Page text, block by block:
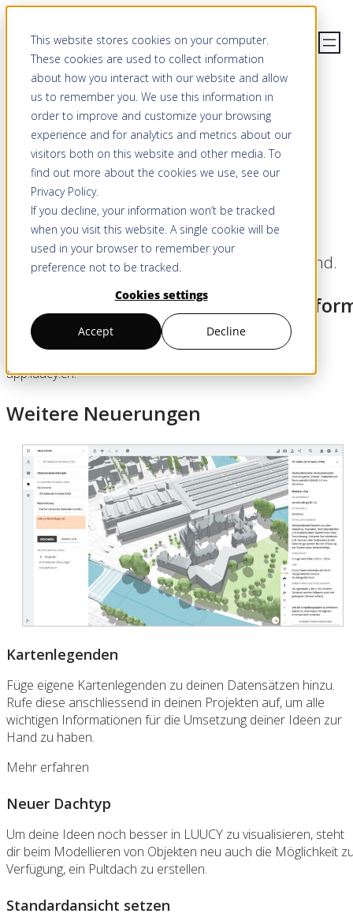
This website stores cookies on your computer.
These cookies are used to collect information
about how you interact with our website and allow
us to remember you. We use this information in
order to improve and customize your browsing
experience and for analytics and metrics about our
visitors both on this website and other media. To
find out more about the cookies we use, see our
Privacy Policy.
If you decline, your information won’t be tracked
when you visit this website. A single cookie will be
used in your browser to remember your
preference not to be tracked.
Cookies settings
Accept Decline
LUUCY 2.5 ist da
Die Version 2.5 von LUUCY ist da. In dieser
Zusammenstellung erfährst du, welche
Neuerungen in diesem Release enthalten sind.
Neue Domain für die LUUCY
Um das Aufrufen von LUUCY und unserer Website zu
vereinfachen findest du die Plattform neu unter der URL
app.luucy.ch.
Weitere Neuerungen
Kartenlegenden
Füge eigene Kartenlegenden zu deinen Datensätzen hinzu.
Rufe diese anschliessend in deinen Projekten auf, um alle
wichtigen Informationen für die Umsetzung deiner Ideen zur
Hand zu haben.
Mehr erfahren
Neuer Dachtyp
Um deine Ideen noch besser in LUUCY zu visualisieren, steht
dir beim Modellieren von Objekten neu auch die Möglichkeit
Verfügung, ein Pultdach zu erstellen.
Standardansicht setzen